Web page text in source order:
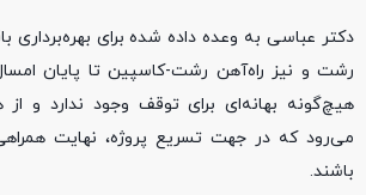
دکتر عباسی به وعده داده شده برای بهره‌برداری
رشت و نیز راه‌آهن رشت-کاسپین تا پایان
هیچ‌گونه بهانه‌ای برای توقف وجود ندارد و از
می‌رود که در جهت تسریع پروژه، نهایت
باشند.